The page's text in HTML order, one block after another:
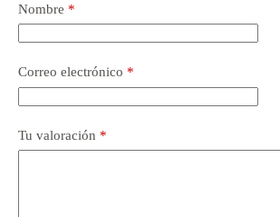
Nombre *
Correo electrónico *
Tu valoración *